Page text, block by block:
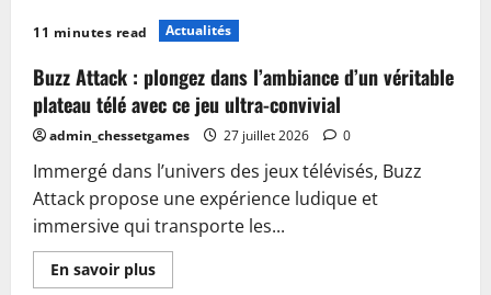
accueillir
un
clé
»
Découvrez
les
d’un
tapis
de
jeu
de
société
xxl
en
2026
11 minutes read Actualités
Buzz Attack : plongez dans l’ambiance d’un véritable
plateau télé avec ce jeu ultra-convivial
admin_chessetgames 27 juillet 2026 0
Immergé dans l’univers des jeux télévisés, Buzz
Attack propose une expérience ludique et
immersive qui transporte les...
En savoir plusEn
savoir